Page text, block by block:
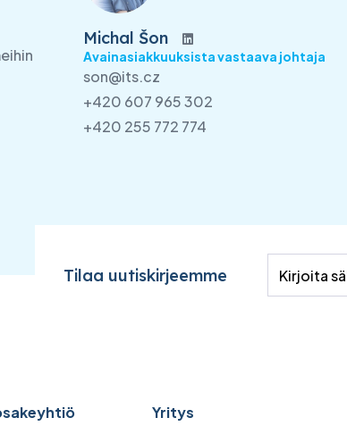
Michal Šon
Avainasiakkuuksista vastaava johtaja
son@its.cz
+420 607 965 302
+420 255 772 774
Tilaa uutiskirjeemme
Yritys